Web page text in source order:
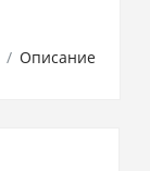
Описание